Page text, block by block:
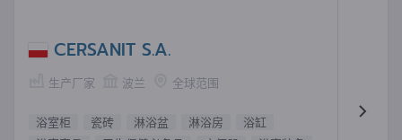
CERSANIT S.A.
生产厂家 波兰 全球范围
浴室柜 瓷砖 淋浴盆 淋浴房
浴缸